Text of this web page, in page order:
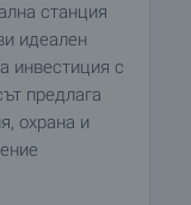
станция
идеален
инвестиция с
предлага
охрана и